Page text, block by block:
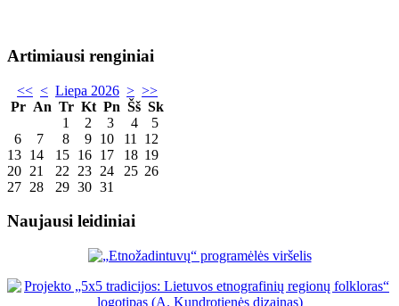
Artimiausi renginiai
<< < Liepa 2026 > >>
Pr An Tr Kt Pn Šš Sk
1
2 3 4
5
6
7 8 9 10 11
12
13 14 15 16 17 18 19
20 21 22 23 24 25 26
27 28 29 30 31
Naujausi leidiniai